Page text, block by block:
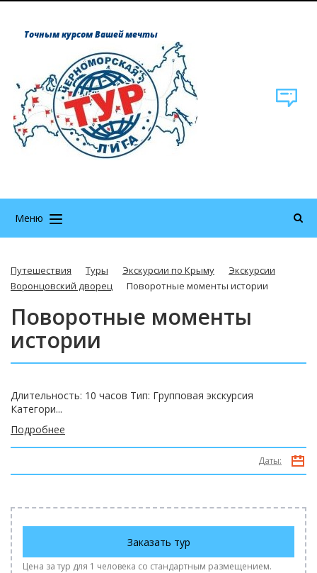
Точным курсом Вашей мечты
Меню
Путешествия Туры Экскурсии по Крыму
Экскурсии
Воронцовский дворец
Поворотные моменты истории
Поворотные моменты
истории
Длительность: 10 часов Тип: Групповая экскурсия
Категори...
Подробнее
Даты:
Заказать тур
Цена за тур для 1 человека со стандартным размещением.